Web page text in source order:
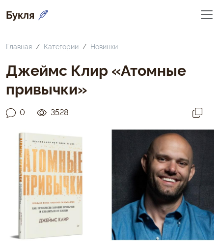
Букля
Главная Категории Новинки
Джеймс Клир «Атомные
привычки»
0 3528